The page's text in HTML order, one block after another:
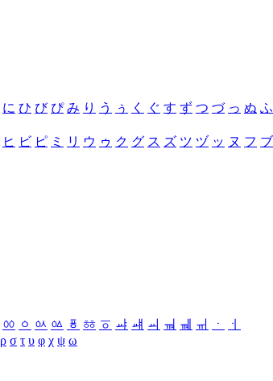
に ひ び ぴ み り う ぅ く ぐ す ず つ づ っ ぬ ふ
ヒ ビ ピ ミ リ ウ ゥ ク グ ス ズ ツ ヅ ッ ヌ フ ブ
ㆀ ㆁ ㆂ ㆃ ㆄ ㆅ ㆆ ㆇ ㆈ ㆉ ㆊ ㆋ ㆌ ㆍ
ㆎ
ρ σ τ υ φ χ ψ ω